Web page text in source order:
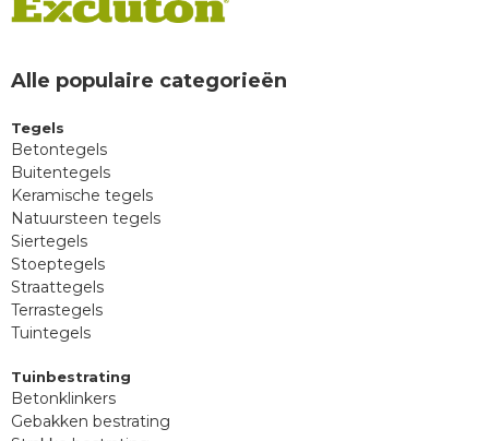
Alle populaire categorieën
Tegels
Betontegels
Buitentegels
Keramische tegels
Natuursteen tegels
Siertegels
Stoeptegels
Straattegels
Terrastegels
Tuintegels
Tuinbestrating
Betonklinkers
Gebakken bestrating